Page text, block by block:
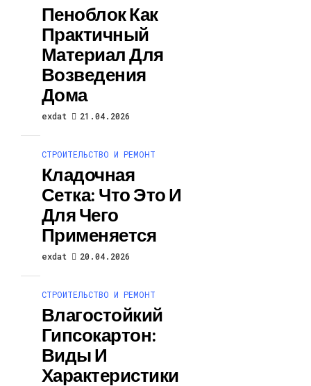
Пеноблок Как
Практичный
Материал Для
Возведения
Дома
exdat 21.04.2026
СТРОИТЕЛЬСТВО И РЕМОНТ
Кладочная
Сетка: Что Это И
Для Чего
Применяется
exdat 20.04.2026
СТРОИТЕЛЬСТВО И РЕМОНТ
Влагостойкий
Гипсокартон:
Виды И
Характеристики